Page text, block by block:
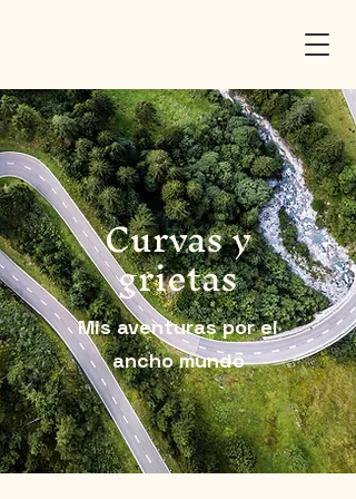
Curvas y
grietas
Mis aventuras por el
ancho mundo